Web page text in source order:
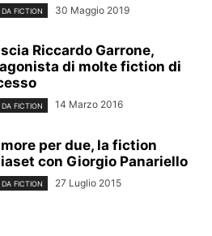
DA FICTION 30 Maggio 2019
Riccardo Garrone,
di molte fiction di
DA FICTION 14 Marzo 2016
per due, la fiction
con Giorgio Panariello
DA FICTION 27 Luglio 2015